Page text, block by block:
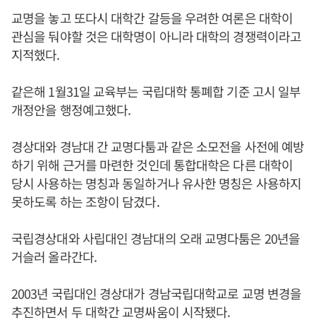
교명을 놓고 또다시 대학간 갈등을 우려한 여론은 대학이
관심을 둬야할 것은 대학명이 아니라 대학의 경쟁력이라고
지적했다.
같은해 1월31일 교육부는 국립대학 통폐합 기준 고시 일부
개정안을 행정예고했다.
경상대와 경남대 간 교명다툼과 같은 소모전을 사전에 예방
하기 위해 근거를 마련한 것인데 통합대학은 다른 대학이
당시 사용하는 명칭과 동일하거나 유사한 명칭은 사용하지
못하도록 하는 조항이 담겼다.
국립경상대와 사립대인 경남대의 오래 교명다툼은 20년을
거슬러 올라간다.
2003년 국립대인 경상대가 경남국립대학교로 교명 변경을
추진하면서 두 대학간 교명싸움이 시작됐다.